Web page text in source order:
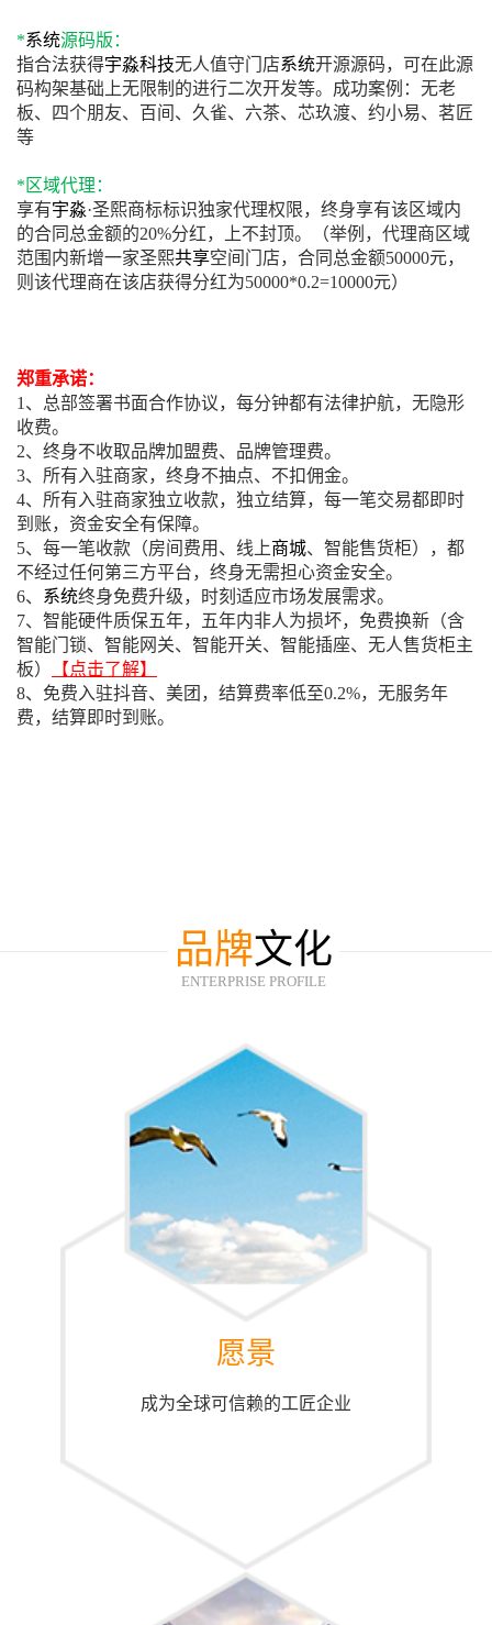
*系统源码版：
指合法获得宇淼科技无人值守门店系统开源源码，可在此源
码构架基础上无限制的进行二次开发等。成功案例：无老
板、四个朋友、百间、久雀、六茶、芯玖渡、约小易、茗匠
等
*区域代理：
享有宇淼·圣熙商标标识独家代理权限，终身享有该区域内
的合同总金额的20%分红，上不封顶。（举例，代理商区域
范围内新增一家圣熙共享空间门店，合同总金额50000元，
则该代理商在该店获得分红为50000*0.2=10000元）
郑重承诺：
1、总部签署书面合作协议，每分钟都有法律护航，无隐形
收费。
2、终身不收取品牌加盟费、品牌管理费。
3、所有入驻商家，终身不抽点、不扣佣金。
4、所有入驻商家独立收款，独立结算，每一笔交易都即时
到账，资金安全有保障。
5、每一笔收款（房间费用、线上商城、智能售货柜），都
不经过任何第三方平台，终身无需担心资金安全。
6、 系统终身免费升级，时刻适应市场发展需求。
7、智能硬件质保五年，五年内非人为损坏，免费换新（含
智能门锁、智能网关、智能开关、智能插座、无人售货柜主
板）
【点击了解】
8、免费入驻抖音、美团，结算费率低至0.2%，无服务年
费，结算即时到账。
品牌文化
ENTERPRISE PROFILE
愿景
成为全球可信赖的工匠企业